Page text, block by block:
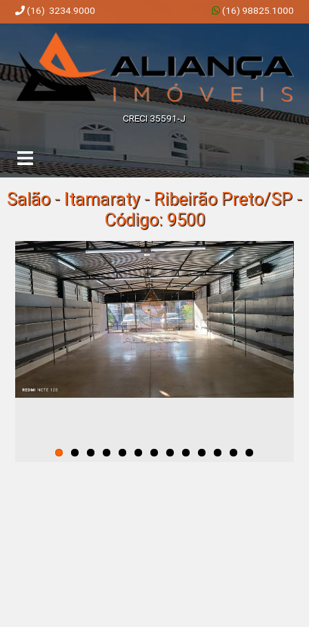
(16) 3234.9000 (16) 98825.1000
CRECI 35591-J
Salão - Itamaraty - Ribeirão Preto/SP -
Código: 9500